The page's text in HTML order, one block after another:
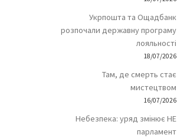
Укрпошта та Ощадбанк
розпочали державну програму
лояльності
18/07/2026
Там, де смерть стає
мистецтвом
16/07/2026
Небезпека: уряд змінює НЕ
парламент